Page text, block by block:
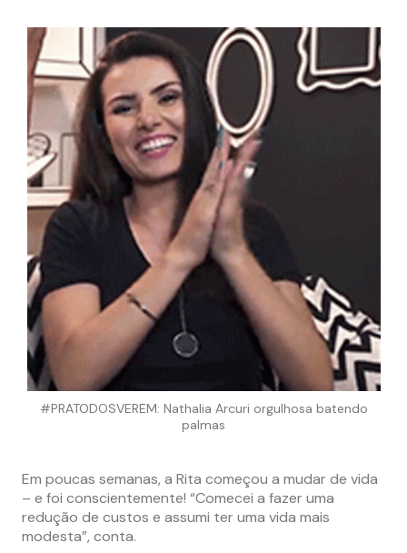
#PRATODOSVEREM: Nathalia Arcuri orgulhosa batendo
palmas
Em poucas semanas, a Rita começou a mudar de vida
– e foi conscientemente! “Comecei a fazer uma
redução de custos e assumi ter uma vida mais
modesta”, conta.